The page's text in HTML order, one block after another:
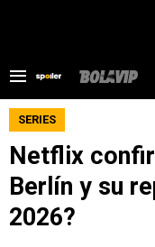
SERIES
Netflix
Berlín y su
2026?